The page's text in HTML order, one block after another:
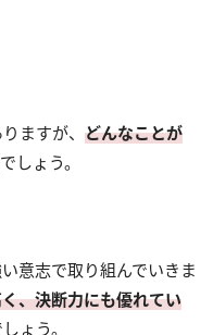
ますが、 どんなことが
しょう。
意志で取り組んでいきま
、決断力にも優れてい
ょう。